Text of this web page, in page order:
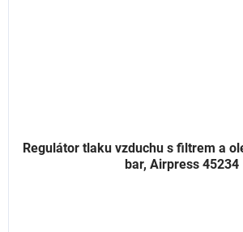
Regulátor tlaku vzduchu s filtrem a
bar, Airpress 45234